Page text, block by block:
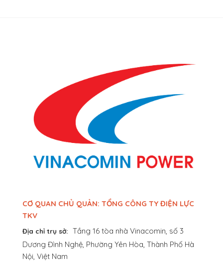
CƠ QUAN CHỦ QUẢN: TỔNG CÔNG TY ĐIỆN LỰC
TKV
Địa chỉ trụ sở: Tầng 16 tòa nhà Vinacomin, số 3
Dương Đình Nghệ, Phường Yên Hòa, Thành Phố Hà
Nội, Việt Nam